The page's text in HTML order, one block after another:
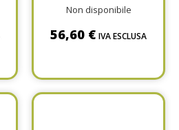
Non disponibile
56,60 € IVA ESCLUSA